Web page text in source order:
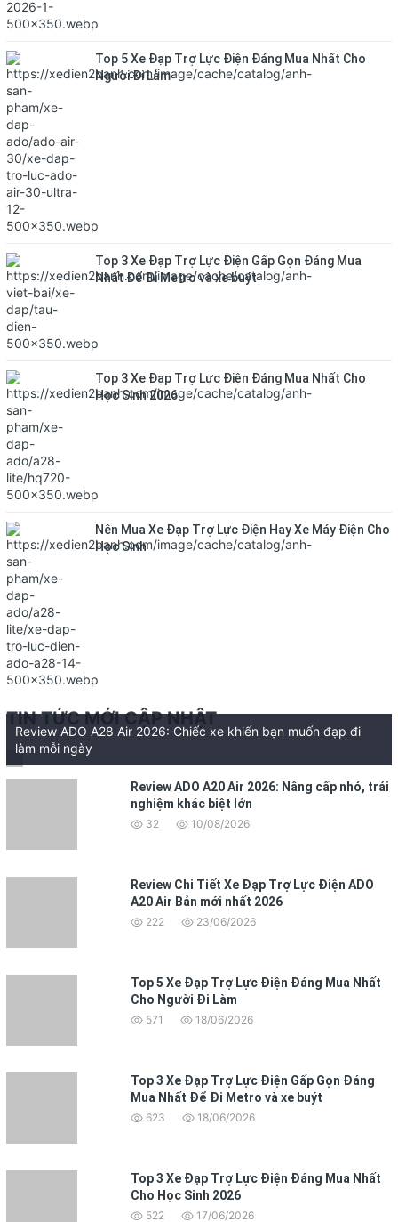
Top 5 Xe Đạp Trợ Lực Điện Đáng Mua Nhất Cho
Người Đi Làm
Top 3 Xe Đạp Trợ Lực Điện Gấp Gọn Đáng Mua
Nhất Để Đi Metro và xe buýt
Top 3 Xe Đạp Trợ Lực Điện Đáng Mua Nhất Cho
Học Sinh 2026
Nên Mua Xe Đạp Trợ Lực Điện Hay Xe Máy Điện Cho
Học Sinh
TIN TỨC MỚI CẬP NHẬT
Review ADO A28 Air 2026: Chiếc xe khiến bạn muốn đạp đi
làm mỗi ngày
Review ADO A20 Air 2026: Nâng cấp nhỏ, trải
nghiệm khác biệt lớn
32 10/08/2026
Review Chi Tiết Xe Đạp Trợ Lực Điện ADO
A20 Air Bản mới nhất 2026
222 23/06/2026
Top 5 Xe Đạp Trợ Lực Điện Đáng Mua Nhất
Cho Người Đi Làm
571 18/06/2026
Top 3 Xe Đạp Trợ Lực Điện Gấp Gọn Đáng
Mua Nhất Để Đi Metro và xe buýt
623 18/06/2026
Top 3 Xe Đạp Trợ Lực Điện Đáng Mua Nhất
Cho Học Sinh 2026
522 17/06/2026